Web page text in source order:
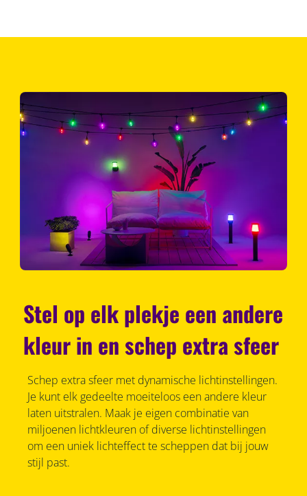
Stel op elk plekje een andere
kleur in en schep extra sfeer
Schep extra sfeer met dynamische lichtinstellingen.
Je kunt elk gedeelte moeiteloos een andere kleur
laten uitstralen. Maak je eigen combinatie van
miljoenen lichtkleuren of diverse lichtinstellingen
om een uniek lichteffect te scheppen dat bij jouw
stijl past.